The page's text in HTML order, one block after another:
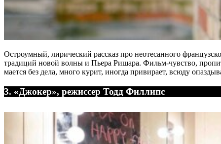
Остроумный, лирический рассказ про неотесанного
традиций новой волны и Пьера Ришара. Фильм-чувство,
мается без дела, много курит, иногда привирает, всюду
3. «Джокер», режиссер Тодд Филлипс